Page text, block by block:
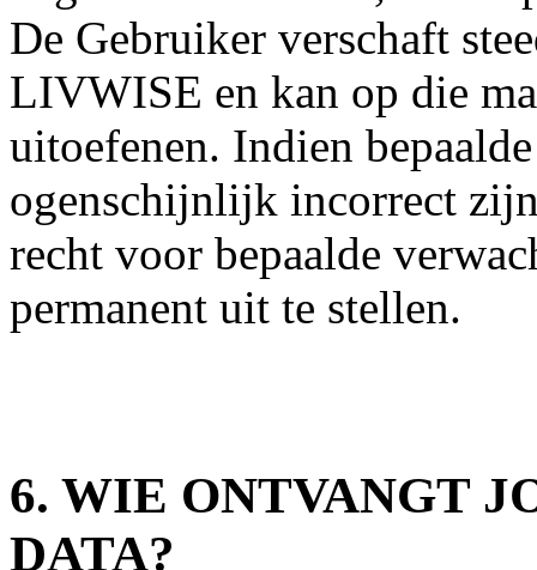
De Gebruiker verschaft
LIVWISE en kan op die
uitoefenen. Indien
ogenschijnlijk incorrect
recht voor bepaalde
permanent uit te stellen.
6. WIE ONTVANGT
DATA?